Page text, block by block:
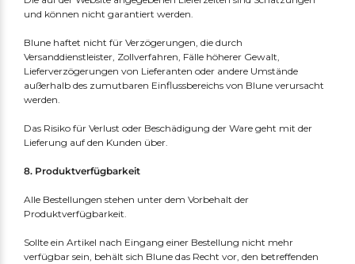
und können nicht garantiert werden.
Blune haftet nicht für Verzögerungen, die durch
Versanddienstleister, Zollverfahren, Fälle höherer Gewalt,
Lieferverzögerungen von Lieferanten oder andere Umstände
außerhalb des zumutbaren Einflussbereichs von Blune verursacht
werden.
Das Risiko für Verlust oder Beschädigung der Ware geht mit der
Lieferung auf den Kunden über.
8. Produktverfügbarkeit
Alle Bestellungen stehen unter dem Vorbehalt der
Produktverfügbarkeit.
Sollte ein Artikel nach Eingang einer Bestellung nicht mehr
verfügbar sein, behält sich Blune das Recht vor, den betreffenden